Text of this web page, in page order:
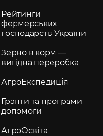
Рейтинги
фермерських
господарств України
Зерно в корм —
вигідна переробка
АгроЕкспедиція
Гранти та програми
допомоги
АгроОсвіта